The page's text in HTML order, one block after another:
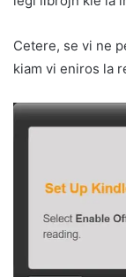
Cetere, se vi ne
kiam vi eniros la